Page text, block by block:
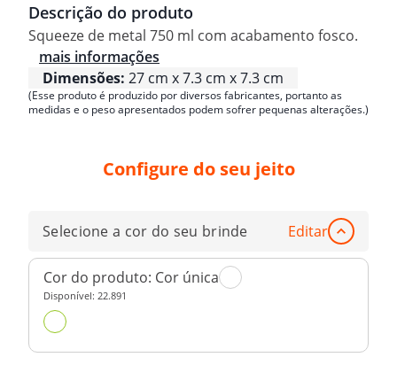
Descrição do produto
Squeeze de metal 750 ml com acabamento fosco.
mais informações
Dimensões: 27 cm x 7.3 cm x 7.3 cm
(Esse produto é produzido por diversos fabricantes, portanto as
medidas e o peso apresentados podem sofrer pequenas alterações.)
Configure do seu jeito
Selecione a cor do seu brinde Editar
Cor do produto: Cor única
Disponível: 22.891